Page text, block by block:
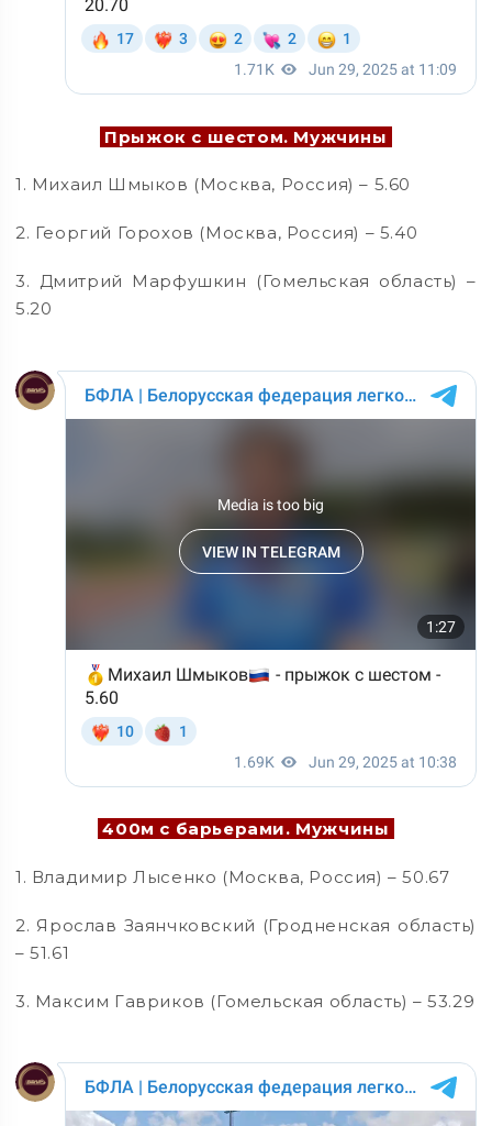
Прыжок с шестом. Мужчины
1. Михаил Шмыков (Москва, Россия) – 5.60
2. Георгий Горохов (Москва, Россия) – 5.40
3. Дмитрий Марфушкин (Гомельская область) –
5.20
400м с барьерами. Мужчины
1. Владимир Лысенко (Москва, Россия) – 50.67
2. Ярослав Заянчковский (Гродненская область)
– 51.61
3. Максим Гавриков (Гомельская область) – 53.29